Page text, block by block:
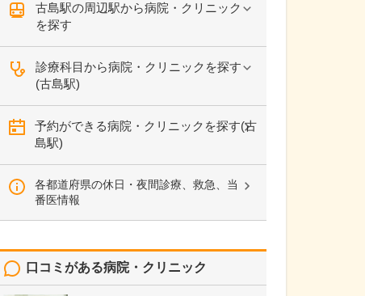
古島駅の周辺駅から病院・クリニック
を探す
診療科目から病院・クリニックを探す
(古島駅)
予約ができる病院・クリニックを探す(古
島駅)
各都道府県の休日・夜間診療、救急、当
番医情報
口コミがある病院・クリニック